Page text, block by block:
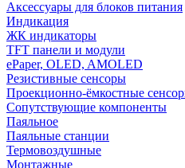
Аксессуары для блоков питания
Индикация
ЖК индикаторы
TFT панели и модули
ePaper, OLED, AMOLED
Резистивные сенсоры
Проекционно-ёмкостные
Сопутствующие компоненты
Паяльное
Паяльные станции
Термовоздушные
Монтажные